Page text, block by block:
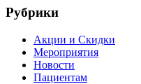
Рубрики
Акции и Скидки
Мероприятия
Новости
Пациентам